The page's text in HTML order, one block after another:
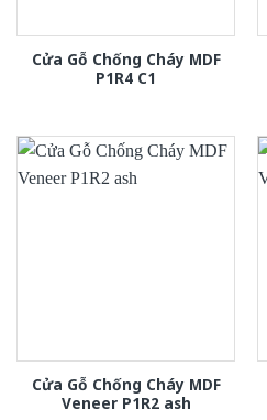
Cửa Gỗ Chống Cháy MDF
P1R4 C1
Cửa Gỗ Chống Cháy MDF
Veneer P1R2 ash